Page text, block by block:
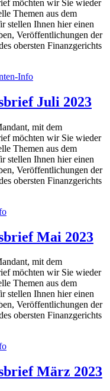
möchten wir Sie wieder
Themen aus dem
stellen Ihnen hier einen
Veröffentlichungen der
obersten Finanzgerichts
Info
Juli 2023
mit dem
möchten wir Sie wieder
Themen aus dem
stellen Ihnen hier einen
Veröffentlichungen der
obersten Finanzgerichts
Mai 2023
mit dem
möchten wir Sie wieder
Themen aus dem
stellen Ihnen hier einen
Veröffentlichungen der
obersten Finanzgerichts
März 2023